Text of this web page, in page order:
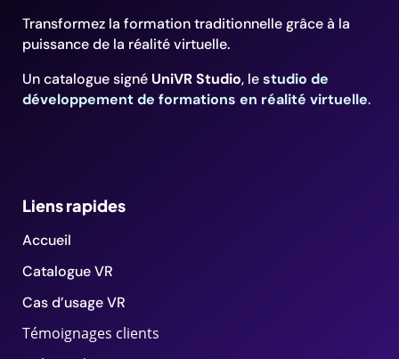
Transformez la formation traditionnelle grâce à la
puissance de la réalité virtuelle.
Un catalogue signé UniVR Studio, lestudio de
développement de formations en réalité virtuelle.
Liens rapides
Accueil
Catalogue VR
Cas d’usage VR
Témoignages clients